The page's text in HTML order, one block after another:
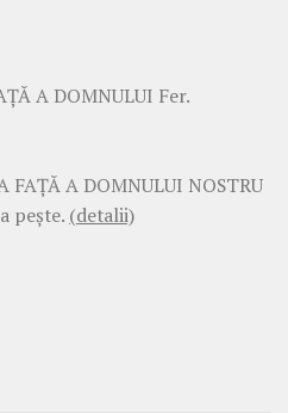
A DOMNULUI Fer.
FAŢĂ A DOMNULUI NOSTRU
pește. (detalii)